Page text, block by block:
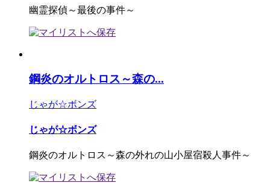
幽霊探偵～最後の事件～
鋼炎のオルトロス～森の...
じゃが☆ボンズ
じゃが☆ボンズ
鋼炎のオルトロス～森の外れの山小屋宿殺人事件～